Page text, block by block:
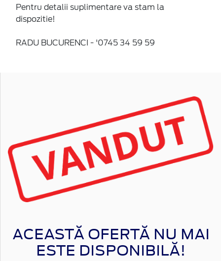
Pentru detalii suplimentare va stam la
dispozitie!
RADU BUCURENCI - '0745 34 59 59
ACEASTĂ OFERTĂ NU MAI
ESTE DISPONIBILĂ!